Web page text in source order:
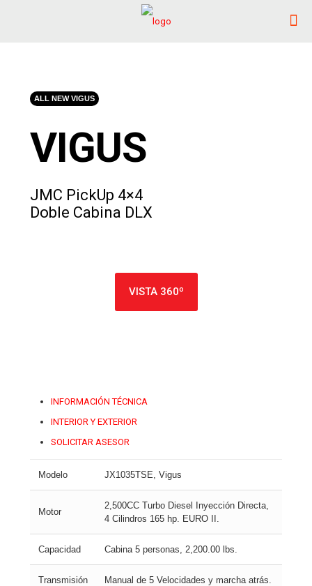
ALL NEW VIGUS
VIGUS
JMC PickUp 4×4
Doble Cabina DLX
VISTA 360º
INFORMACIÓN TÉCNICA
INTERIOR Y EXTERIOR
SOLICITAR ASESOR
Modelo JX1035TSE, Vigus
Motor
2,500CC Turbo Diesel Inyección Directa,
4 Cilindros 165 hp. EURO II.
Capacidad Cabina 5 personas, 2,200.00 lbs.
Transmisión Manual de 5 Velocidades y marcha atrás.